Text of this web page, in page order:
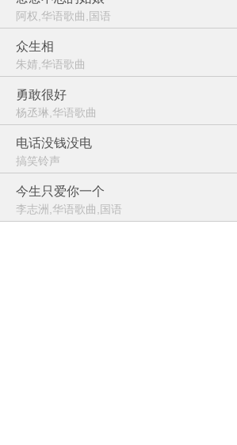
阿权,华语歌曲,国语
众生相
朱婧,华语歌曲
勇敢很好
杨丞琳,华语歌曲
电话没钱没电
搞笑铃声
今生只爱你一个
李志洲,华语歌曲,国语